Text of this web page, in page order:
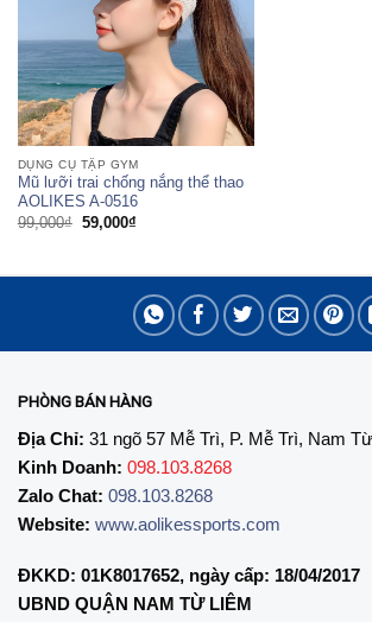
DỤNG CỤ TẬP GYM
Mũ lưỡi trai chống nắng thể thao
AOLIKES A-0516
99,000₫ Giá
gốc
59,000₫Giá
59,000₫.
PHÒNG BÁN HÀNG
Địa Chỉ: 31 ngõ 57 Mễ Trì, P. Mễ Trì, Nam
Kinh Doanh: 098.103.8268
Zalo Chat: 098.103.8268
Website: www.aolikessports.com
ĐKKD: 01K8017652, ngày cấp: 18/04/2017
UBND QUẬN NAM TỪ LIÊM